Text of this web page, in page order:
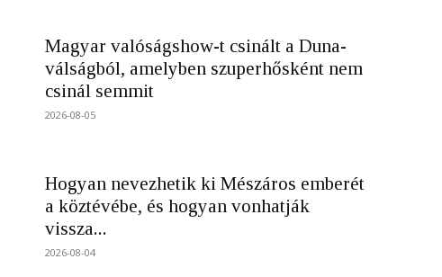
Magyar valóságshow-t csinált a Duna-
válságból, amelyben szuperhősként nem
csinál semmit
2026-08-05
Hogyan nevezhetik ki Mészáros emberét
a köztévébe, és hogyan vonhatják
vissza...
2026-08-04